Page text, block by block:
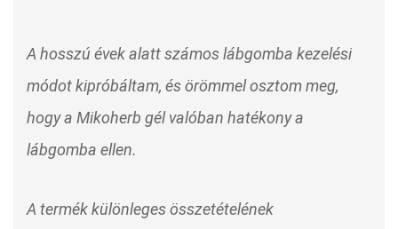
A hosszú évek alatt számos lábgomba kezelési
módot kipróbáltam, és örömmel osztom meg,
hogy a Mikoherb gél valóban hatékony a
lábgomba ellen.
A termék különleges összetételének